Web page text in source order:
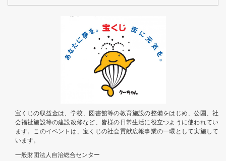
宝くじの収益金は、学校、図書館等の教育施設の整備をはじめ、公園、社
会福祉施設等の建設改修など、皆様の日常生活に役立つように使われてい
ます。このイベントは、宝くじの社会貢献広報事業の一環として実施して
います。
一般財団法人自治総合センター